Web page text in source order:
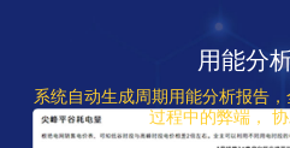
用能分
系统自动生成周期用能分析报告
过程中的弊端，